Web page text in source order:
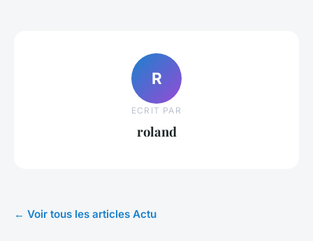
R
ECRIT PAR
roland
← Voir tous les articles Actu